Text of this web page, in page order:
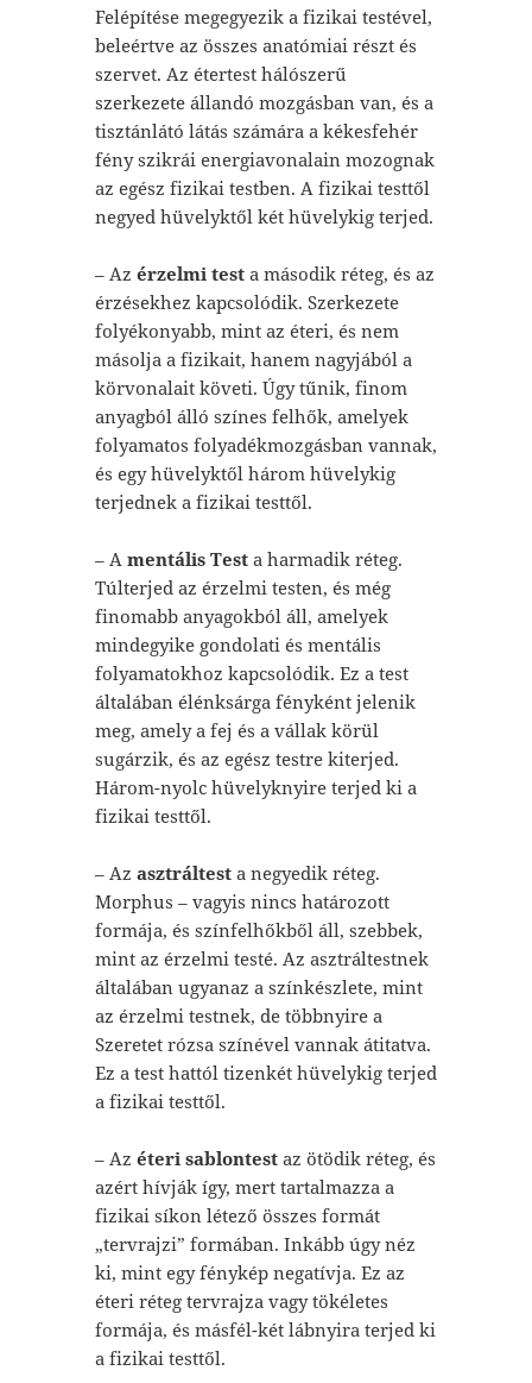
Felépítése megegyezik a fizikai testével,
beleértve az összes anatómiai részt és
szervet. Az étertest hálószerű
szerkezete állandó mozgásban van, és a
tisztánlátó látás számára a kékesfehér
fény szikrái energiavonalain mozognak
az egész fizikai testben. A fizikai testtől
negyed hüvelyktől két hüvelykig terjed.
– Az érzelmi testa második réteg, és az
érzésekhez kapcsolódik. Szerkezete
folyékonyabb, mint az éteri, és nem
másolja a fizikait, hanem nagyjából a
körvonalait követi. Úgy tűnik, finom
anyagból álló színes felhők, amelyek
folyamatos folyadékmozgásban vannak,
és egy hüvelyktől három hüvelykig
terjednek a fizikai testtől.
– A mentális Testa harmadik réteg.
Túlterjed az érzelmi testen, és még
finomabb anyagokból áll, amelyek
mindegyike gondolati és mentális
folyamatokhoz kapcsolódik. Ez a test
általában élénksárga fényként jelenik
meg, amely a fej és a vállak körül
sugárzik, és az egész testre kiterjed.
Három-nyolc hüvelyknyire terjed ki a
fizikai testtől.
– Az asztráltesta negyedik réteg.
Morphus – vagyis nincs határozott
formája, és színfelhőkből áll, szebbek,
mint az érzelmi testé. Az asztráltestnek
általában ugyanaz a színkészlete, mint
az érzelmi testnek, de többnyire a
Szeretet rózsa színével vannak átitatva.
Ez a test hattól tizenkét hüvelykig terjed
a fizikai testtől.
– Az éteri sablontest az ötödik réteg, és
azért hívják így, mert tartalmazza a
fizikai síkon létező összes formát
„tervrajzi” formában. Inkább úgy néz
ki, mint egy fénykép negatívja. Ez az
éteri réteg tervrajza vagy tökéletes
formája, és másfél-két lábnyira terjed ki
a fizikai testtől.